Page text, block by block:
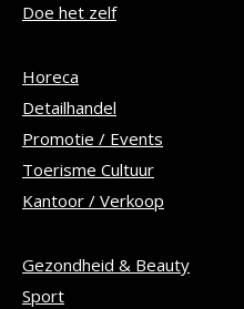
Doe het zelf
Horeca
Detailhandel
Promotie / Events
Toerisme Cultuur
Kantoor / Verkoop
Gezondheid & Beauty
Sport